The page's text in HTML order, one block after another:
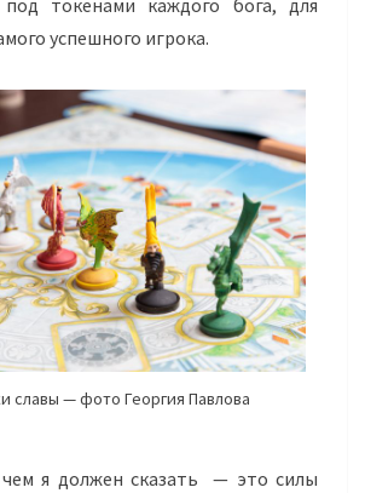
успешного игрока.
славы — фото Георгия Павлова
я должен сказать — это силы